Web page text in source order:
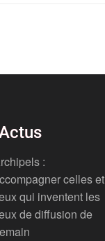
:
celles et
qui inventent les
de diffusion de